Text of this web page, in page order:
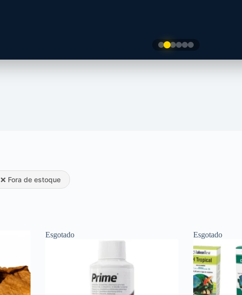
❌ Fora de estoque
Esgotado Esgotado